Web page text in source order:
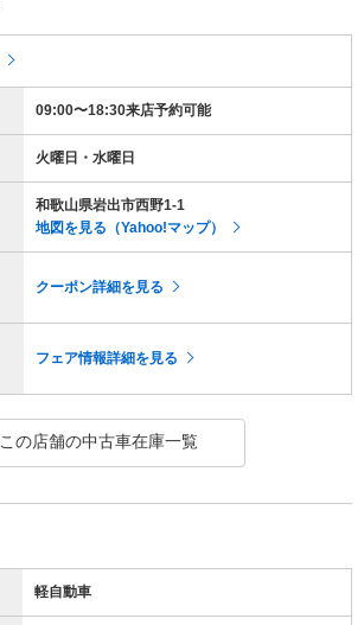
09:00〜18:30来店予約可能
火曜日・水曜日
和歌山県岩出市西野1-1
地図を見る（Yahoo!マップ）
クーポン詳細を見る
フェア情報詳細を見る
この店舗の中古車在庫一覧
軽自動車